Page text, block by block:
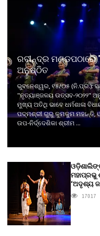
ରବୀନ୍ଦ୍ର
ଅନୁଷ୍ଠିତ
ଭୁବନେଶ୍ୱର, ୧୫/୦୫ (ନି.ପ୍ର.):
"ନୃତ୍ୟାଞ୍ଜଳୟ ଉତ୍ସବ-୨୦୨୨"
ମୁଖ୍ୟ ଅତିଥି ଭାବେ ଧର୍ମଶାଳା
ପଦ୍ମଶ୍ରୀ ଗୁରୁ କୁମକୁମ ମହାନ୍ତି,
ଉପ-ନିର୍ଦ୍ଦେଶିକା ଶ୍ରୀମ ...
ମହାପ୍ରଭୁ
‘ଅଦୃଶ୍ୟ
17017